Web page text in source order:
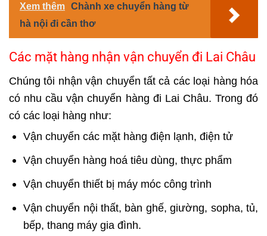
Xem thêm Chành xe chuyển hàng từ
hà nội đi cần thơ
Các mặt hàng nhận vận chuyển đi Lai Châu
Chúng tôi nhận vận chuyển tất cả các loại hàng hóa
có nhu cầu vận chuyển hàng đi Lai Châu. Trong đó
có các loại hàng như:
Vận chuyển các mặt hàng điện lạnh, điện tử
Vận chuyển hàng hoá tiêu dùng, thực phẩm
Vận chuyển thiết bị máy móc công trình
Vận chuyển nội thất, bàn ghế, giường, sopha, tủ,
bếp, thang máy gia đình.